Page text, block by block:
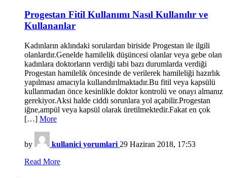
Progestan Fitil Kullanımı Nasıl Kullanılır ve
Kullananlar
Kadınların aklındaki sorulardan biriside Progestan ile ilgili
olanlardır.Genelde hamilelik düşüncesi olanlar veya gebe olan
kadınlara doktorların verdiği tabi bazı durumlarda verdiği
Progestan hamilelik öncesinde de verilerek hamileliği hazırlık
yapılması amacıyla kullandırılmaktadır.Bu fitil veya kapsülü
kullanmadan önce kesinlikle doktor kontrolü ve onayı almanız
gerekiyor.Aksi halde ciddi sorunlara yol açabilir.Progestan
iğne,ampül veya kapsül olarak üretilmektedir.Fakat en çok
[…] More
by kullanici yorumlari 29 Haziran 2018, 17:53
Read More